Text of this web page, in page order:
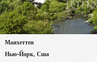
Манхеттен
Нью-Йорк, Сша